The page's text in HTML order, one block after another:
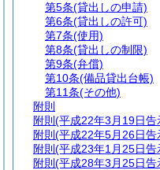
第5条(貸出しの申請)
第6条(貸出しの許可)
第7条(使用)
第8条(貸出しの制限)
第9条(弁償)
第10条(備品貸出台帳)
第11条(その他)
附則
附則 (平成22年3月19日告
附則 (平成22年5月26日告
附則 (平成23年1月25日告
附則 (平成28年3月25日告